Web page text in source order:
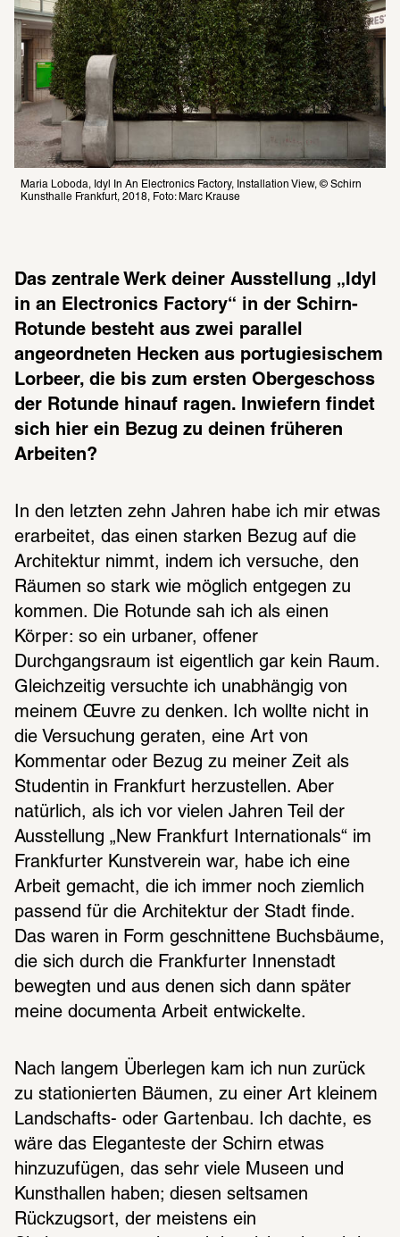
Maria Loboda, Idyl In An Electronics Factory, Installation View, © Schirn
Kunsthalle Frankfurt, 2018, Foto: Marc Krause
Das zentrale Werk deiner Ausstellung „Idyl
in an Electronics Factory“ in der Schirn-
Rotunde besteht aus zwei parallel
angeordneten Hecken aus portugiesischem
Lorbeer, die bis zum ersten Obergeschoss
der Rotunde hinauf ragen. Inwiefern findet
sich hier ein Bezug zu deinen früheren
Arbeiten?
In den letzten zehn Jahren habe ich mir etwas
erarbeitet, das einen starken Bezug auf die
Architektur nimmt, indem ich versuche, den
Räumen so stark wie möglich entgegen zu
kommen. Die Rotunde sah ich als einen
Körper: so ein urbaner, offener
Durchgangsraum ist eigentlich gar kein Raum.
Gleichzeitig versuchte ich unabhängig von
meinem Œuvre zu denken. Ich wollte nicht in
die Versuchung geraten, eine Art von
Kommentar oder Bezug zu meiner Zeit als
Studentin in Frankfurt herzustellen. Aber
natürlich, als ich vor vielen Jahren Teil der
Ausstellung „New Frankfurt Internationals“ im
Frankfurter Kunstverein war, habe ich eine
Arbeit gemacht, die ich immer noch ziemlich
passend für die Architektur der Stadt finde.
Das waren in Form geschnittene Buchsbäume,
die sich durch die Frankfurter Innenstadt
bewegten und aus denen sich dann später
meine documenta Arbeit entwickelte.
Nach langem Überlegen kam ich nun zurück
zu stationierten Bäumen, zu einer Art kleinem
Landschafts- oder Gartenbau. Ich dachte, es
wäre das Eleganteste der Schirn etwas
hinzuzufügen, das sehr viele Museen und
Kunsthallen haben; diesen seltsamen
Rückzugsort, der meistens ein